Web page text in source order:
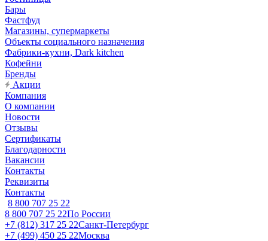
Бары
Фастфуд
Магазины, супермаркеты
Объекты социального назначения
Фабрики-кухни, Dark kitchen
Кофейни
Бренды
Акции
Компания
О компании
Новости
Отзывы
Сертификаты
Благодарности
Вакансии
Контакты
Реквизиты
Контакты
8 800 707 25 22
8 800 707 25 22По России
+7 (812) 317 25 22Санкт-Петербург
+7 (499) 450 25 22Москва